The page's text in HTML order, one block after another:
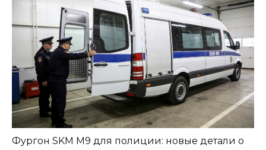
Фургон SKM M9 для полиции: новые детали о